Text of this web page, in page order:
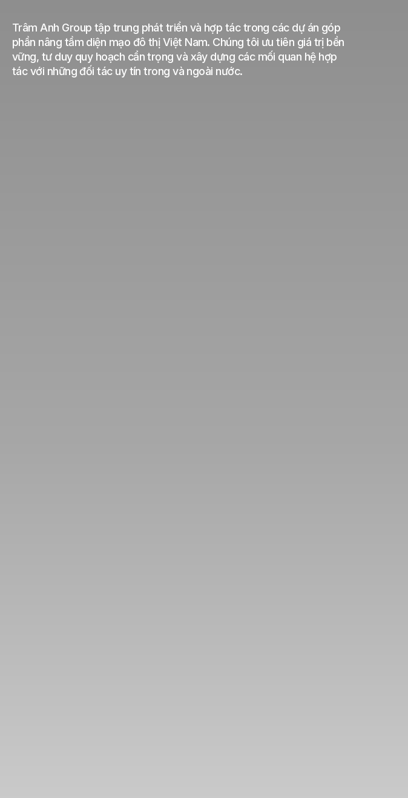
Trâm Anh Group tập trung phát triển và hợp tác trong các dự án góp
phần nâng tầm diện mạo đô thị Việt Nam. Chúng tôi ưu tiên giá trị bền
vững, tư duy quy hoạch cẩn trọng và xây dựng các mối quan hệ hợp
tác với những đối tác uy tín trong và ngoài nước.